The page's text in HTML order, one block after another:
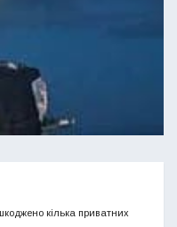
кілька приватних